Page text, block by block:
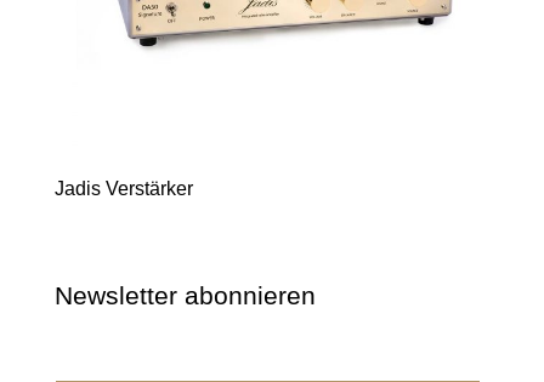
Jadis Verstärker
Newsletter abonnieren